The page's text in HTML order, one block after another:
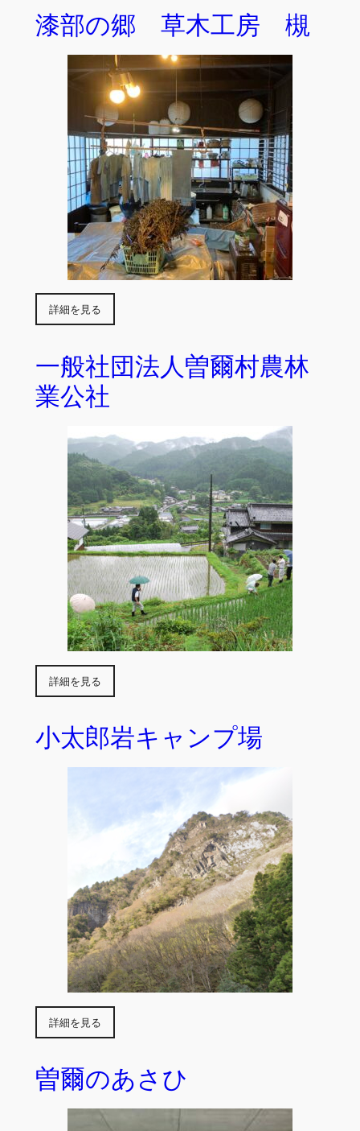
漆部の郷 草木工房 槻
詳細を見る
一般社団法人曽爾村農林
業公社
詳細を見る
小太郎岩キャンプ場
詳細を見る
曽爾のあさひ